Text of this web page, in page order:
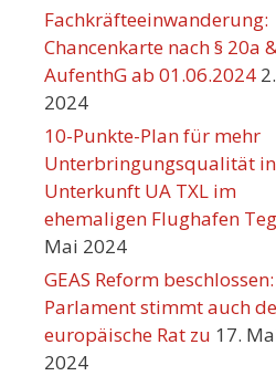
Fachkräfteeinwanderung:
Chancenkarte nach § 20a
AufenthG ab 01.06.2024
2024
10-Punkte-Plan für mehr
Unterbringungsqualität
Unterkunft UA TXL im
ehemaligen Flughafen
Mai 2024
GEAS Reform
Parlament stimmt auch
europäische Rat zu 17.
2024